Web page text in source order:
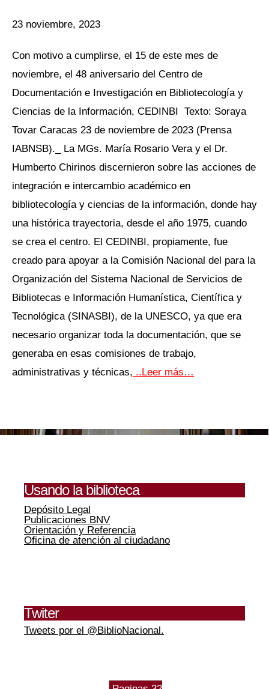
23 noviembre, 2023
Con motivo a cumplirse, el 15 de este mes de
noviembre, el 48 aniversario del Centro de
Documentación e Investigación en Bibliotecología y
Ciencias de la Información, CEDINBI Texto: Soraya
Tovar Caracas 23 de noviembre de 2023 (Prensa
IABNSB)._ La MGs. María Rosario Vera y el Dr.
Humberto Chirinos discernieron sobre las acciones de
integración e intercambio académico en
bibliotecología y ciencias de la información, donde hay
una histórica trayectoria, desde el año 1975, cuando
se crea el centro. El CEDINBI, propiamente, fue
creado para apoyar a la Comisión Nacional del para la
Organización del Sistema Nacional de Servicios de
Bibliotecas e Información Humanística, Científica y
Tecnológica (SINASBI), de la UNESCO, ya que era
necesario organizar toda la documentación, que se
generaba en esas comisiones de trabajo,
administrativas y técnicas, ..Leer más…
Usando la biblioteca
Depósito Legal
Publicaciones BNV
Orientación y Referencia
Oficina de atención al ciudadano
Twiter
Tweets por el @BiblioNacional.